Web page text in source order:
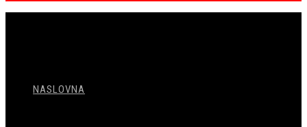
NASLOVNA